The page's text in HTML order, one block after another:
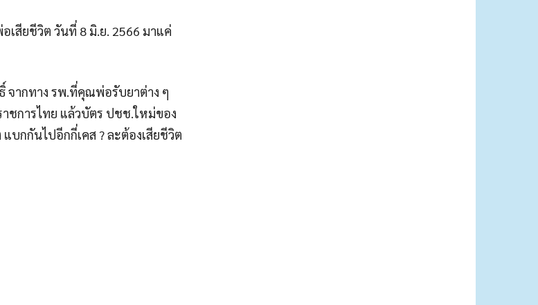
สียชีวิต วันที่ 8 มิ.ย. 2566 มาแค่
จากทาง รพ.ที่คุณพ่อรับยาต่าง ๆ
ชการไทย แล้วบัตร ปชช.ใหม่ของ
บกกันไปอีกกี่เคส ? ละต้องเสียชีวิต